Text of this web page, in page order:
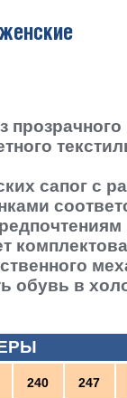
прозрачного
сапог с
обувь в
240 247